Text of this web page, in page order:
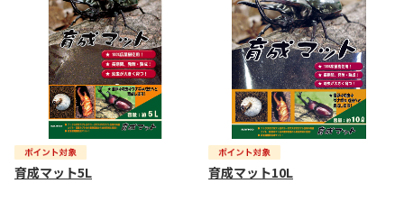
育成マット5L 育成マット10L